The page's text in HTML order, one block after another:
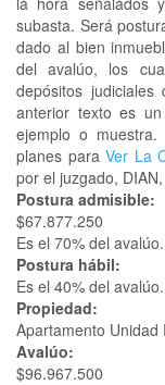
subasta. Será
dado al bien
del avalúo, los
depósitos
anterior texto es
ejemplo o
planes paraVer La
por el juzgado,
Postura admisible:
$67.877.250
Es el 70% del avalúo.
Postura hábil:
Es el 40% del avalúo.
Propiedad:
Apartamento Unidad
Avalúo:
$96.967.500